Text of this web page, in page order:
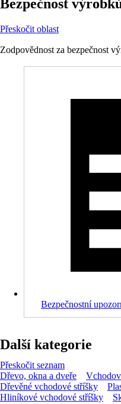
Bezpečnost
Přeskočit oblast
Zodpovědnost za bezpečnost
Bezpečnostní
Další kategorie
Přeskočit seznam
Dřevo, okna a dveře
Dřevěné vchodové stříšky
Hliníkové vchodové stříšky